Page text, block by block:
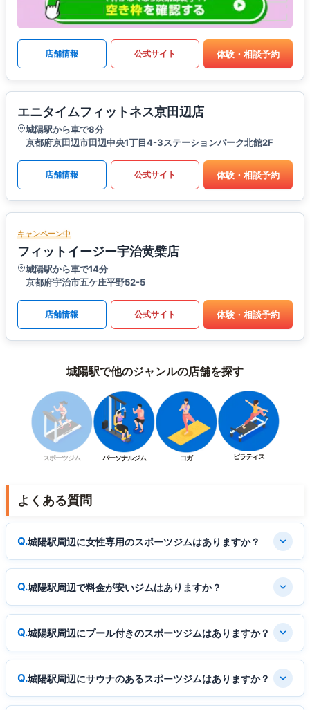
店舗情報 公式サイト 体験・相談予約
エニタイムフィットネス京田辺店
城陽駅から車で8分
京都府京田辺市田辺中央1丁目4-3ステーションパーク北館2F
店舗情報 公式サイト 体験・相談予約
キャンペーン中
フィットイージー宇治黄檗店
城陽駅から車で14分
京都府宇治市五ケ庄平野52-5
店舗情報 公式サイト 体験・相談予約
城陽駅で他のジャンルの店舗を探す
スポーツジム パーソナルジム ヨガ ピラティス
よくある質問
城陽駅周辺に女性専用のスポーツジムはありますか？
城陽駅周辺で料金が安いジムはありますか？
城陽駅周辺にプール付きのスポーツジムはありますか？
城陽駅周辺にサウナのあるスポーツジムはありますか？